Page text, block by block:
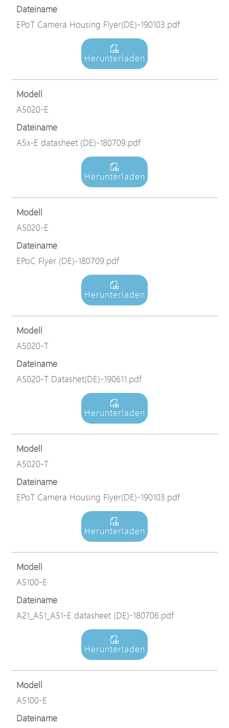
Dateiname
EPoT Camera Housing Flyer(DE)-190103.pdf
Herunterladen
Modell
A5020-E
Dateiname
A5x-E datasheet (DE)-180709.pdf
Herunterladen
Modell
A5020-E
Dateiname
EPoC Flyer (DE)-180709.pdf
Herunterladen
Modell
A5020-T
Dateiname
A5020-T Datashet(DE)-190611.pdf
Herunterladen
Modell
A5020-T
Dateiname
EPoT Camera Housing Flyer(DE)-190103.pdf
Herunterladen
Modell
A5100-E
Dateiname
A21_A51_A51-E datasheet (DE)-180706.pdf
Herunterladen
Modell
A5100-E
Dateiname